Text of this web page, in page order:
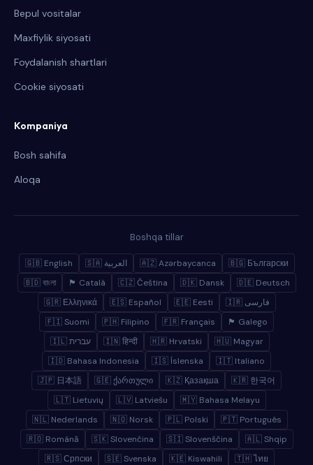
Bepul vositalar
Maxfiylik siyosati
Foydalanish shartlari
Cookie siyosati
Kompaniya
Bosh sahifa
Aloqa
Boshqa tillar
🇬🇧 English 🇸🇦 العربية 🇦🇿 Azərbaycanca
🇧🇬 Български
🇧🇩 বাংলা
🏴 Català 🇨🇿 Čeština 🇩🇰 Dansk
🇩🇪 Deutsch
🇬🇷 Ελληνικά
🇪🇸 Español 🇪🇪 Eesti
🇮🇷 فارسی
🇫🇮 Suomi
🇵🇭 Filipino 🇫🇷 Français
🏴 Galego
🇮🇱 עברית
🇮🇳 हिन्दी 🇭🇷 Hrvatski
🇭🇺 Magyar
🇮🇩 Bahasa Indonesia
🇮🇸 Íslenska
🇮🇹 Italiano
🇯🇵 日本語
🇬🇪 ქართული 🇰🇿 Қазақша
🇰🇷 한국어
🇱🇹 Lietuvių
🇱🇻 Latviešu
🇲🇾 Bahasa Melayu
🇳🇱 Nederlands
🇳🇴 Norsk 🇵🇱 Polski
🇵🇹 Português
🇷🇴 Română
🇸🇰 Slovenčina 🇸🇮 Slovenščina
🇦🇱 Shqip
🇷🇸 Српски
🇸🇪 Svenska 🇰🇪 Kiswahili 🇹🇭 ไทย